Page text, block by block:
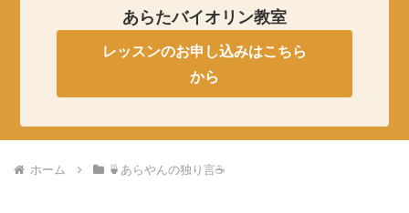
あらたバイオリン教室
レッスンのお申し込みはこちら
から
ホーム 🍵あらやんの独り言☕️